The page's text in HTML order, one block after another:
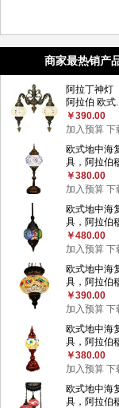
商家最热销产
阿拉丁神灯
阿拉伯 欧式.
￥390.00
加入预算 下
欧式地中海
具，阿拉伯
￥380.00
加入预算 下
欧式地中海
具，阿拉伯
￥480.00
加入预算 下
欧式地中海
具，阿拉伯
￥390.00
加入预算 下
欧式地中海
具，阿拉伯
￥380.00
加入预算 下
欧式地中海
具，阿拉伯